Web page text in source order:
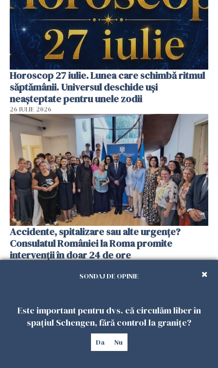
Horoscop 27 iulie. Lunea care schimbă ritmul
săptămânii. Universul deschide uși
neașteptate pentru unele zodii
26 IULIE 2026
Accidente, spitalizare sau alte urgențe?
Consulatul României la Roma promite
intervenții în doar 24 de ore
SONDAJ DE OPINIE
Este important pentru dvs. că circulăm liber în
spațiul Schengen, fără control la granițe?
Da Nu